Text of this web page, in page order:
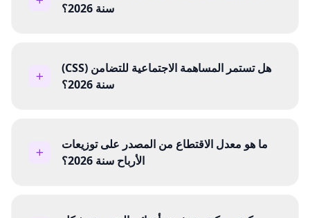
سنة 2026؟
هل تستمر المساهمة الاجتماعية للتضامن (CSS)
سنة 2026؟
ما هو معدل الاقتطاع من المصدر على توزيعات
الأرباح سنة 2026؟